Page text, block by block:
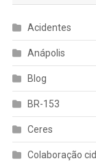
Acidentes
Anápolis
Blog
BR-153
Ceres
Colaboração